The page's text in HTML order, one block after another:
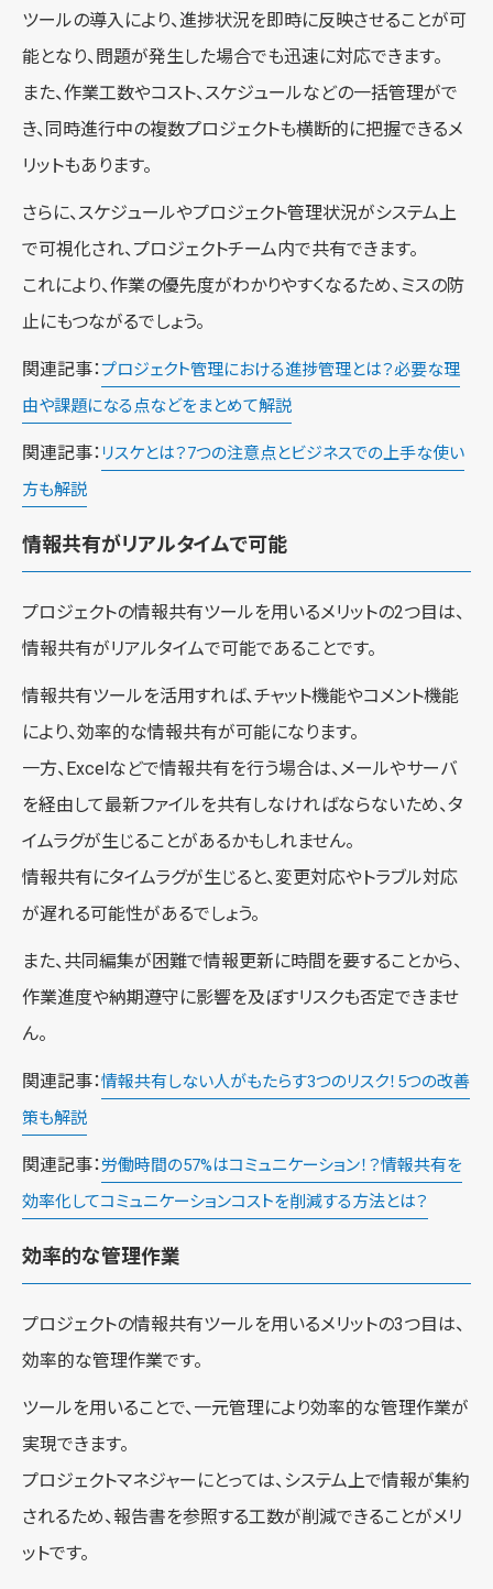
ツールの導入により、進捗状況を即時に反映させることが可
能となり、問題が発生した場合でも迅速に対応できます。
また、作業工数やコスト、スケジュールなどの一括管理がで
き、同時進行中の複数プロジェクトも横断的に把握できるメ
リットもあります。
さらに、スケジュールやプロジェクト管理状況がシステム上
で可視化され、プロジェクトチーム内で共有できます。
これにより、作業の優先度がわかりやすくなるため、ミスの防
止にもつながるでしょう。
関連記事：プロジェクト管理における進捗管理とは？必要な理
由や課題になる点などをまとめて解説
関連記事： リスケとは？7つの注意点とビジネスでの上手な使い
方も解説
情報共有がリアルタイムで可能
プロジェクトの情報共有ツールを用いるメリットの2つ目は、
情報共有がリアルタイムで可能であることです。
情報共有ツールを活用すれば、チャット機能やコメント機能
により、効率的な情報共有が可能になります。
一方、Excelなどで情報共有を行う場合は、メールやサーバ
を経由して最新ファイルを共有しなければならないため、タ
イムラグが生じることがあるかもしれません。
情報共有にタイムラグが生じると、変更対応やトラブル対応
が遅れる可能性があるでしょう。
また、共同編集が困難で情報更新に時間を要することから、
作業進度や納期遵守に影響を及ぼすリスクも否定できませ
ん。
関連記事：情報共有しない人がもたらす3つのリスク！5つの改善
策も解説
関連記事： 労働時間の57%はコミュニケーション！？情報共有を
効率化してコミュニケーションコストを削減する方法とは？
効率的な管理作業
プロジェクトの情報共有ツールを用いるメリットの3つ目は、
効率的な管理作業です。
ツールを用いることで、一元管理により効率的な管理作業が
実現できます。
プロジェクトマネジャーにとっては、システム上で情報が集約
されるため、報告書を参照する工数が削減できることがメリ
ットです。